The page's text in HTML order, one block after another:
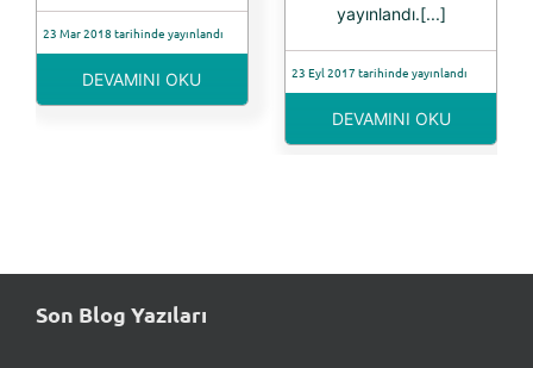
23 Mar 2018 tarihinde yayınlandı
DEVAMINI OKU
yayınlandı.[...]
23 Eyl 2017 tarihinde yayınlandı
DEVAMINI OKU
Son Blog Yazıları